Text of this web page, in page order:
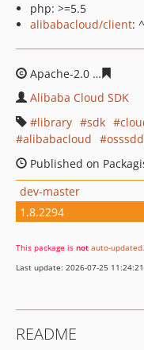
php: >=5.5
alibabacloud/client:
Apache-2.0
Alibaba Cloud SDK
library
sdk
alibabacloud
Published on
dev-master
1.8.2294
This package is not auto-updated.
Last update: 2026-07-25 11:24:21
README